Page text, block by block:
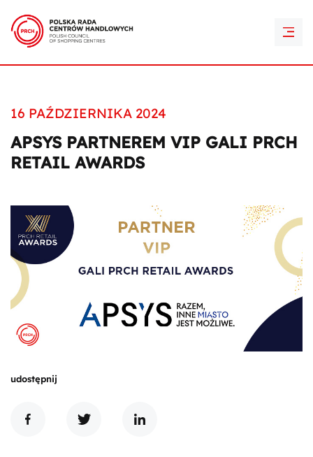
16 PAŹDZIERNIKA 2024
APSYS PARTNEREM VIP GALI PRCH
RETAIL AWARDS
udostępnij